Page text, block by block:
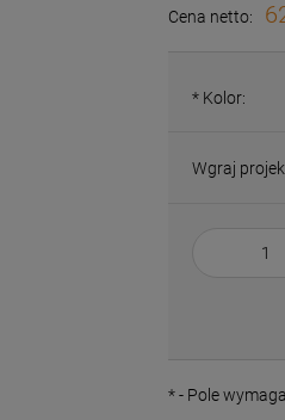
Cena netto:
* Kolor:
Wgraj
*- Pole